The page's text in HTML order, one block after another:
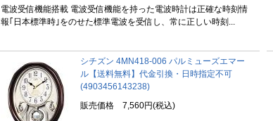
電波受信機能搭載 電波受信機能を持った電波時計は正確な時刻情
報｢日本標準時｣をのせた標準電波を受信し、常に正しい時刻...
シチズン 4MN418-006 パルミューズエマー
ル【送料無料】代金引換・日時指定不可
(4903456143238)
販売価格 7,560円(税込)